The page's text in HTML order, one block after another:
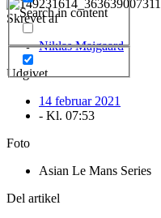
Search in content
Skrevet af
Niklas Majgaard
Udgivet
14 februar 2021
- Kl. 07:53
Foto
Asian Le Mans Series
Del artikel